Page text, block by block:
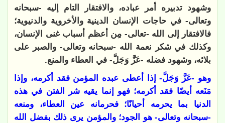
وشهود تدبيره أمر عباده، والافتقار التام إليه -سبحانه
وتعالى- في حاجات الإنسان الدينية والأخروية والدنيوية؛
فالافتقار إلى الله -تعالى- مِن أعظم أسباب غنى الإنسان،
وكذلك في شكر نعمة الله -سبحانه وتعالى- والصبر على
بلائه، وشهود فضله -عَزَّ وَجَلَّ- في العطاء والمنع.
وهو -عَزَّ وَجَلَّ- إذا أعطى عبده المؤمن فقد أكرمه، وإذا
مَنَعه أيضًا فقد أكرمه؛ فهو إنما يقيه شر الفتن في هذه
الدنيا بما يحرمه أحيانًا؛ فحرمانه عين العطاء، ومنعه
-سبحانه وتعالى- هو الجود؛ والمؤمن يرى ذلك بفضل الله